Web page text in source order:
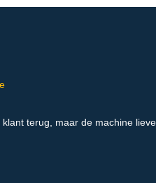
klant terug, maar de machine